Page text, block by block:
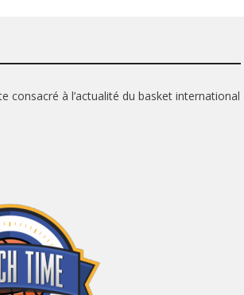
consacré à l’actualité du basket international